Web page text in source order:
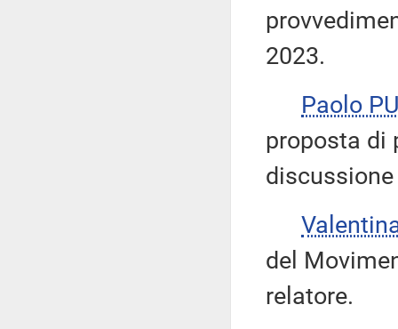
2023.
Paolo
proposta di
del
relatore.